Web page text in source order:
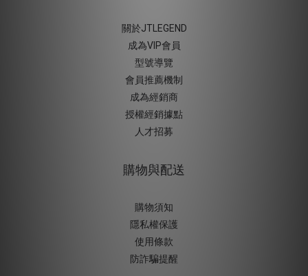
關於JTLEGEND
成為VIP會員
型號導覽
會員推薦機制
成為經銷商
授權經銷據點
人才招募
購物與配送
購物須知
隱私權保護
使用條款
防詐騙提醒